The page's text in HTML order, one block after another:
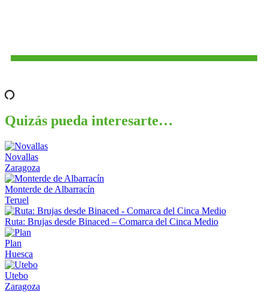
Quizás pueda interesarte…
Novallas
Zaragoza
Monterde de Albarracín
Teruel
Ruta: Brujas desde Binaced – Comarca del Cinca Medio
Plan
Huesca
Utebo
Zaragoza